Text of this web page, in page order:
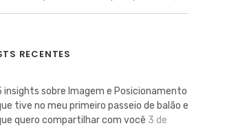
RECENTES
insights sobre Imagem e Posicionamento
tive no meu primeiro passeio de balão e
quero compartilhar com você 3 de